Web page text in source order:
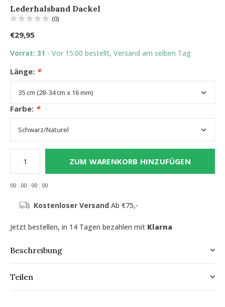
Lederhalsband Dackel
(0)
€29,95
Vorrat: 31 - Vor 15:00 bestellt, Versand am selben Tag
Länge: *
Farbe: *
ZUM WARENKORB HINZUFÜGEN
00 : 00 : 00 : 00
Kostenloser Versand Ab €75,-
Jetzt bestellen, in 14 Tagen bezahlen mit Klarna
Beschreibung
Teilen